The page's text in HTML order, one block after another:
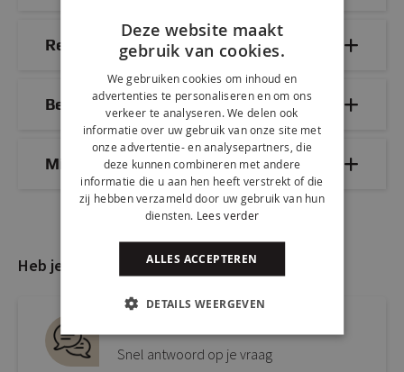
Reviews
Bezorg- & retourinformatie
Mix & Match
Heb je nog vragen?
Snel antwoord op je vraag
Deze website maakt
gebruik van cookies.
We gebruiken cookies om inhoud en
advertenties te personaliseren en om ons
verkeer te analyseren. We delen ook
informatie over uw gebruik van onze site met
onze advertentie- en analysepartners, die
deze kunnen combineren met andere
informatie die u aan hen heeft verstrekt of die
zij hebben verzameld door uw gebruik van hun
diensten. Lees verder
ALLES ACCEPTEREN
DETAILS WEERGEVEN